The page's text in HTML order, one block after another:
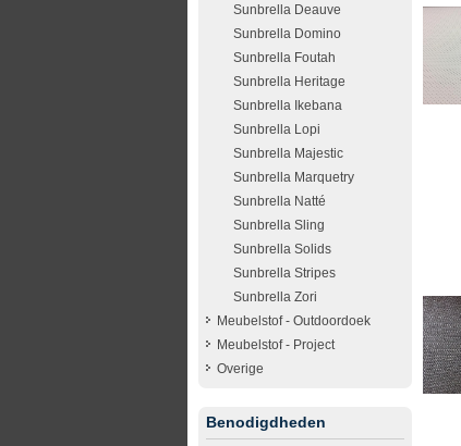
Sunbrella Deauve
Sunbrella Domino
Sunbrella Foutah
Sunbrella Heritage
Sunbrella Ikebana
Sunbrella Lopi
Sunbrella Majestic
Sunbrella Marquetry
Sunbrella Natté
Sunbrella Sling
Sunbrella Solids
Sunbrella Stripes
Sunbrella Zori
Meubelstof - Outdoordoek
Meubelstof - Project
Overige
Benodigdheden